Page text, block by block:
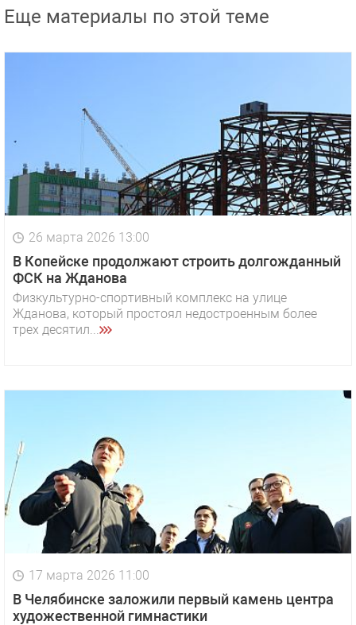
Еще материалы по этой теме
26 марта 2026 13:00
В Копейске продолжают строить долгожданный
ФСК на Жданова
Физкультурно-спортивный комплекс на улице
Жданова, который простоял недостроенным более
трех десятил...
17 марта 2026 11:00
В Челябинске заложили первый камень центра
художественной гимнастики